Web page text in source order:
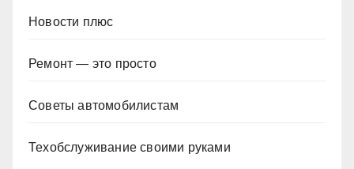
Новости плюс
Ремонт — это просто
Советы автомобилистам
Техобслуживание своими руками